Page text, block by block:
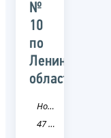
№
10
по
области
Новость
47 Ленинградская область